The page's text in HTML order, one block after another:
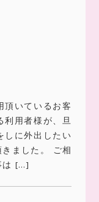
頂いているお客
利用者様が、旦
しに外出したい
ました。 ご相
は […]